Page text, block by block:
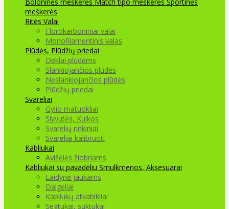
meškerės
Ritės Valai
Florokarboniniai valai
Monofilamentinis valas
Plūdės, Plūdžių priedai
Dėklai plūdėms
Slankiojančios plūdės
Neslankiojančios plūdės
Plūdžių priedai
Svareliai
Gylio matuokliai
Slyvutės, Kulkos
Svarelių rinkiniai
Svareliai kalibruoti
Kabliukai
Avižėlės žiobriams
Kabliukai su pavadėliu Smulkmenos, Aksesuarai
Laidynė jaukams
Dalgeliai
Kabliukų atkabikliai
Segtukai, suktukai